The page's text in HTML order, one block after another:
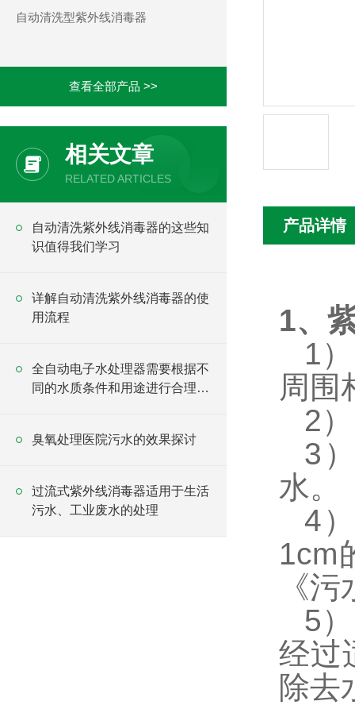
自动清洗型紫外线消毒器
查看全部产品 >>
相关文章
RELATED ARTICLES
自动清洗紫外线消毒器的这些知
识值得我们学习
详解自动清洗紫外线消毒器的使
用流程
全自动电子水处理器需要根据不
同的水质条件和用途进行合理配
臭氧处理医院污水的效果探讨
过流式紫外线消毒器适用于生活
污水、工业废水的处理
产品详情
1、
1
周围
2
3
水。
4
1cm
《
5
经过
除去